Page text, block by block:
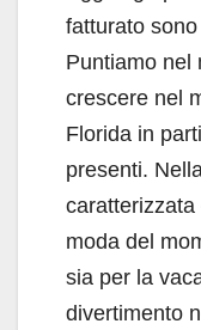
fatturato
Puntiamo nel
crescere nel
Florida in
presenti.
moda del
sia per la
divertimento